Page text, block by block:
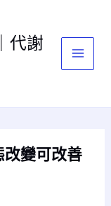
代謝
改變可改善